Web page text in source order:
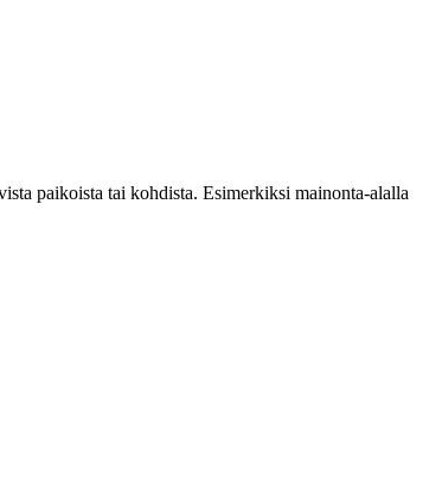
paikoista tai kohdista. Esimerkiksi mainonta-alalla